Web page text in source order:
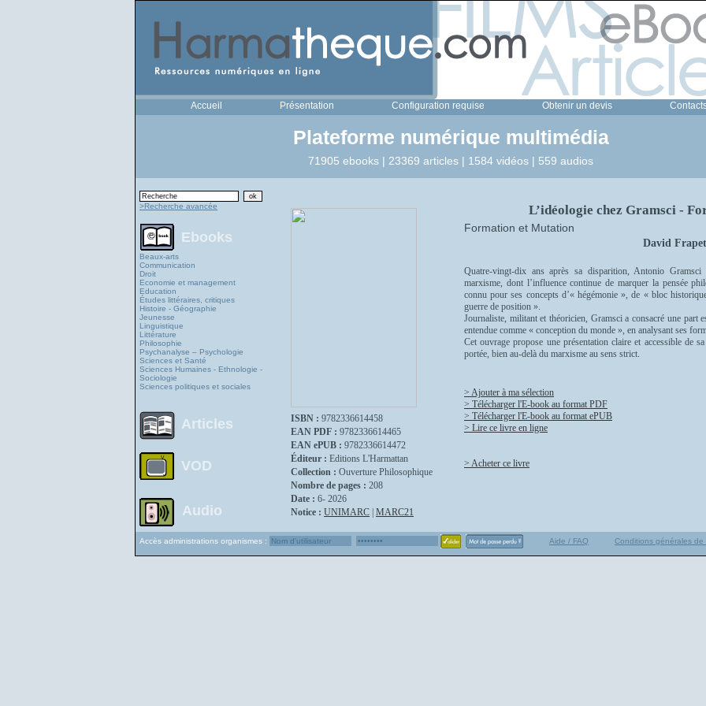
Accueil Présentation Configuration requise Obtenir un devis
Plateforme numérique multimédia
71905 ebooks | 23369 articles | 1584 vidéos | 559 audios
>Recherche avancée
Ebooks
Beaux-arts
Communication
Droit
Economie et management
Education
Études littéraires, critiques
Histoire - Géographie
Jeunesse
Linguistique
Littérature
Philosophie
Psychanalyse – Psychologie
Sciences et Santé
Sciences Humaines - Ethnologie -
Sociologie
Sciences politiques et sociales
Articles
VOD
Audio
ISBN : 9782336614458
EAN PDF : 9782336614465
EAN ePUB : 9782336614472
Éditeur : Editions L'Harmattan
Collection : Ouverture Philosophique
Nombre de pages : 208
Date : 6- 2026
Notice : UNIMARC MARC21
L’idéologie chez Gramsci -
Formation et Mutation
David Frapet
Quatre-vingt-dix ans après sa disparition, Antonio
marxisme, dont l’influence continue de marquer la pensée
connu pour ses concepts d’« hégémonie », de « bloc
guerre de position ».
Journaliste, militant et théoricien, Gramsci a consacré une part
entendue comme « conception du monde », en analysant ses
Cet ouvrage propose une présentation claire et accessible de
portée, bien au-delà du marxisme au sens strict.
> Ajouter à ma sélection
> Télécharger l'E-book au format PDF
> Télécharger l'E-book au format ePUB
> Lire ce livre en ligne
> Acheter ce livre
Accès administrations organismes : Aide / FAQ Conditions générales de